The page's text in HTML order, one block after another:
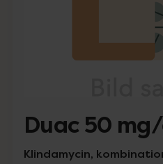
Duac 50
Klindamycin,